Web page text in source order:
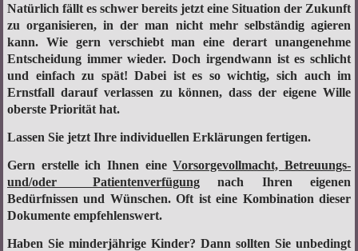
Natürlich fällt es schwer bereits jetzt eine Situation der Zukunft
zu organisieren, in der man nicht mehr selbständig agieren
kann. Wie gern verschiebt man eine derart unangenehme
Entscheidung immer wieder. Doch irgendwann ist es schlicht
und einfach zu spät! Dabei ist es so wichtig, sich auch im
Ernstfall darauf verlassen zu können, dassder eigene Wille
oberste Priorität hat.
Lassen Sie jetzt Ihre individuellen Erklärungen fertigen.
Gern erstelle ich Ihnen eineVorsorgevollmacht, Betreuungs-
und/oder Patientenverfügungnach Ihren eigenen
Bedürfnissen und Wünschen. Oft ist eine Kombination dieser
Dokumente empfehlenswert.
Haben Sie minderjährige Kinder? Dann sollten Sie unbedingt